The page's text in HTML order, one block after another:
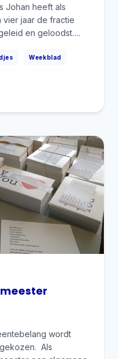
Weekblad
Johan heeft als
jaar de fractie
en geloodst….
wordt
Als